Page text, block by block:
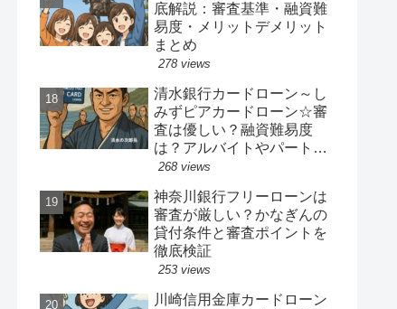
底解説：審査基準・融資難
易度・メリットデメリット
まとめ
278 views
清水銀行カードローン～し
みずピアカードローン☆審
査は優しい？融資難易度
は？アルバイトやパート、
専業主婦は借りれるか？他
ある人でも借り換えやおま
とめ融資は可能か？
268 views
神奈川銀行フリーローンは
審査が厳しい？かなぎんの
貸付条件と審査ポイントを
徹底検証
253 views
川崎信用金庫カードローン